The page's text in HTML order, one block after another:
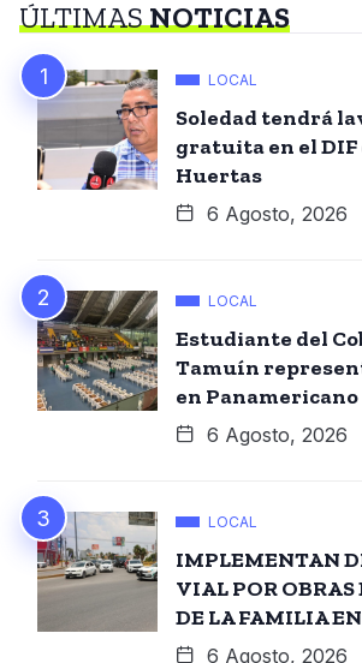
ÚLTIMASNOTICIAS
LOCAL
Soledad tendrá
gratuita en el DIF
Huertas
6 Agosto, 2026
LOCAL
Estudiante del
Tamuín
en Panamericano
6 Agosto, 2026
LOCAL
IMPLEMENTAN
VIAL POR OBRAS
DE LA FAMILIA
6 Agosto, 2026